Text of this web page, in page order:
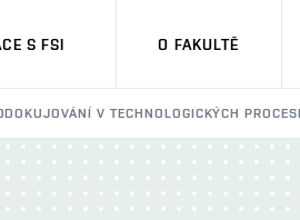
S FSI O FAKULTĚ
V TECHNOLOGICKÝCH